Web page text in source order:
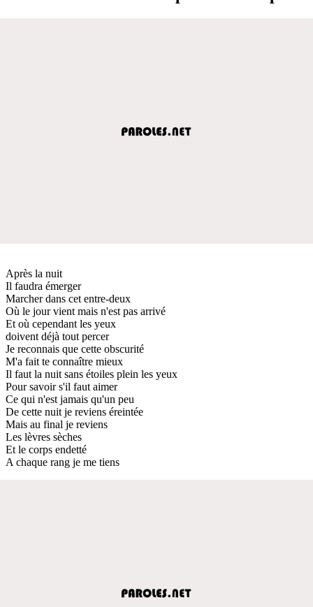
Après la nuit
Il faudra émerger
Marcher dans cet entre-deux
Où le jour vient mais n'est pas arrivé
Et où cependant les yeux
doivent déjà tout percer
Je reconnais que cette obscurité
M'a fait te connaître mieux
Il faut la nuit sans étoiles plein les yeux
Pour savoir s'il faut aimer
Ce qui n'est jamais qu'un peu
De cette nuit je reviens éreintée
Mais au final je reviens
Les lèvres sèches
Et le corps endetté
A chaque rang je me tiens